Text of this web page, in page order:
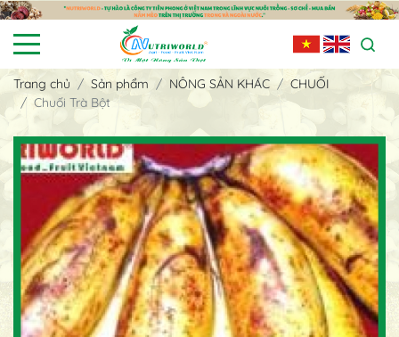
Trang chủ Sản phẩm NÔNG SẢN KHÁC
CHUỐI
Chuối Trà Bột